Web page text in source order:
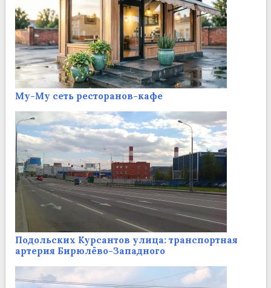
Му-Му сеть ресторанов-кафе
Подольских Курсантов улица: транспортная
артерия Бирюлёво-Западного